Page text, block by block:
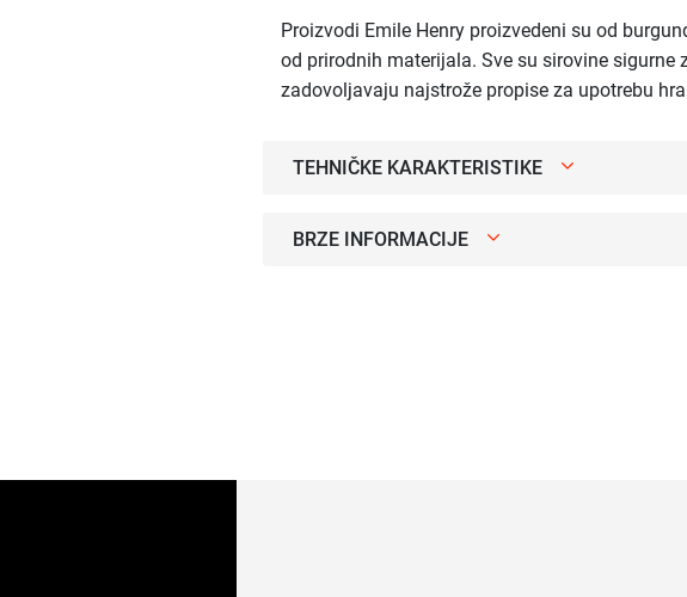
Proizvodi Emile Henry proizvedeni su od
od prirodnih materijala. Sve su sirovine sigurne
zadovoljavaju najstrože propise za upotrebu
TEHNIČKE KARAKTERISTIKE
BRZE INFORMACIJE